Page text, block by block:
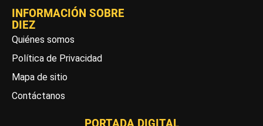
INFORMACIÓN SOBRE
DIEZ
Quiénes somos
Política de Privacidad
Mapa de sitio
Contáctanos
PORTADA DIGITAL